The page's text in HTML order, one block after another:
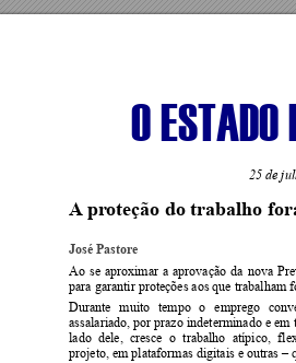
O
25 de
A proteção do trabalho
José Pastore
Ao se aproximar a aprovação da nova
para garantir proteções aos que trabalham
Durante muito tempo o emprego
assalariado, por prazo indeterminado e em
lado dele, cresce o trabalho atípico, fl
projeto, em plataformas digitais e outras –